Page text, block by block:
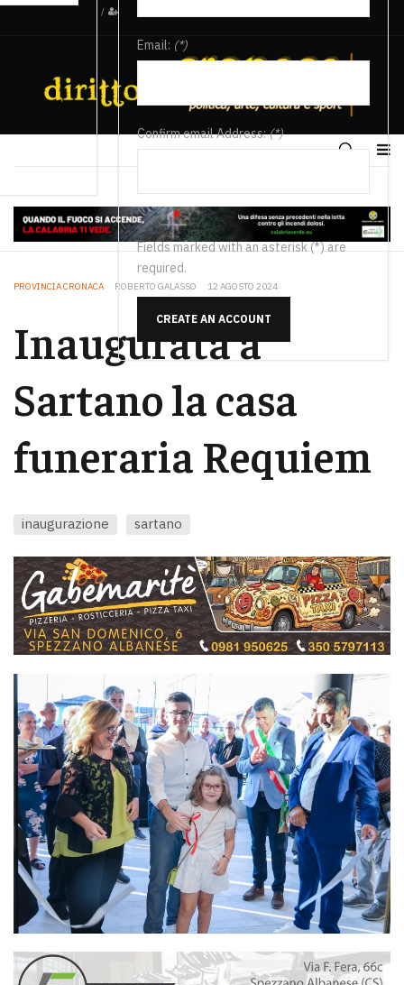
/
Email: (*)
Confirm email Address:(*)
Fields marked with an asterisk (*) are
required.
CREATE AN ACCOUNT
PROVINCIA CRONACA ROBERTO GALASSO 12 AGOSTO 2024
Inaugurata a
Sartano la casa
funeraria Requiem
inaugurazione sartano